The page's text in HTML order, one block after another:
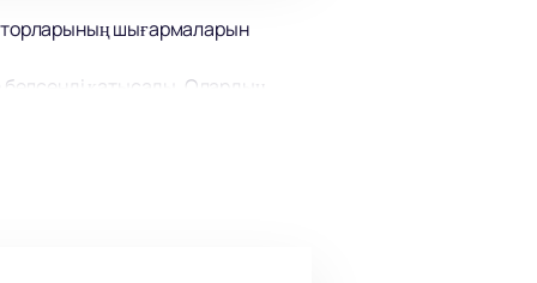
шығармаларын
қатысады. Олардың
мен байқауларға